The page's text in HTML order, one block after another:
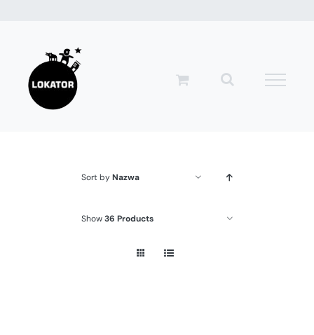
zawartości
Sort byNazwa
Show36 Products